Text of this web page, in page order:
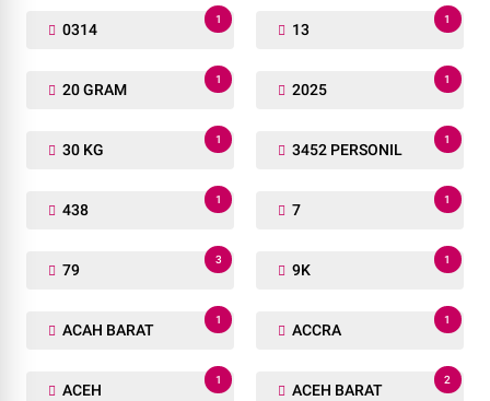
0314
1
13
1
20 GRAM
1
2025
1
30 KG
1
3452 PERSONIL
1
438
1
7
1
79
3
9K
1
ACAH BARAT
1
ACCRA
1
ACEH
1
ACEH BARAT
2